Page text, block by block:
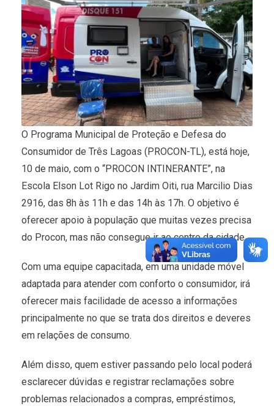
O Programa Municipal de Proteção e Defesa do
Consumidor de Três Lagoas (PROCON-TL), está hoje,
10 de maio, com o “PROCON INTINERANTE”, na
Escola Elson Lot Rigo no Jardim Oiti, rua Marcilio Dias
2916, das 8h às 11h e das 14h às 17h. O objetivo é
oferecer apoio à população que muitas vezes precisa
do Procon, mas não consegue ir ao centro da cidade.
Com uma equipe capacitada, em uma unidade móvel
adaptada para atender com conforto o consumidor, irá
oferecer mais facilidade de acesso a informações
principalmente no que se trata dos direitos e deveres
em relações de consumo.
Além disso, quem estiver passando pelo local poderá
esclarecer dúvidas e registrar reclamações sobre
problemas relacionados a compras, empréstimos,